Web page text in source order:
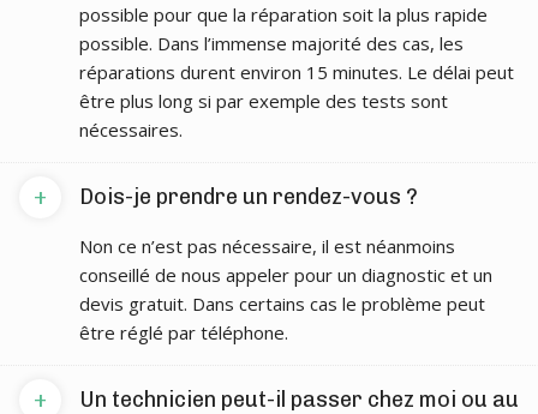
possible pour que la réparation soit la plus rapide
possible. Dans l’immense majorité des cas, les
réparations durent environ 15 minutes. Le délai peut
être plus long si par exemple des tests sont
nécessaires.
Dois-je prendre un rendez-vous ?
+
Non ce n’est pas nécessaire, il est néanmoins
conseillé de nous appeler pour un diagnostic et un
devis gratuit. Dans certains cas le problème peut
être réglé par téléphone.
Un technicien peut-il passer chez moi ou au
+